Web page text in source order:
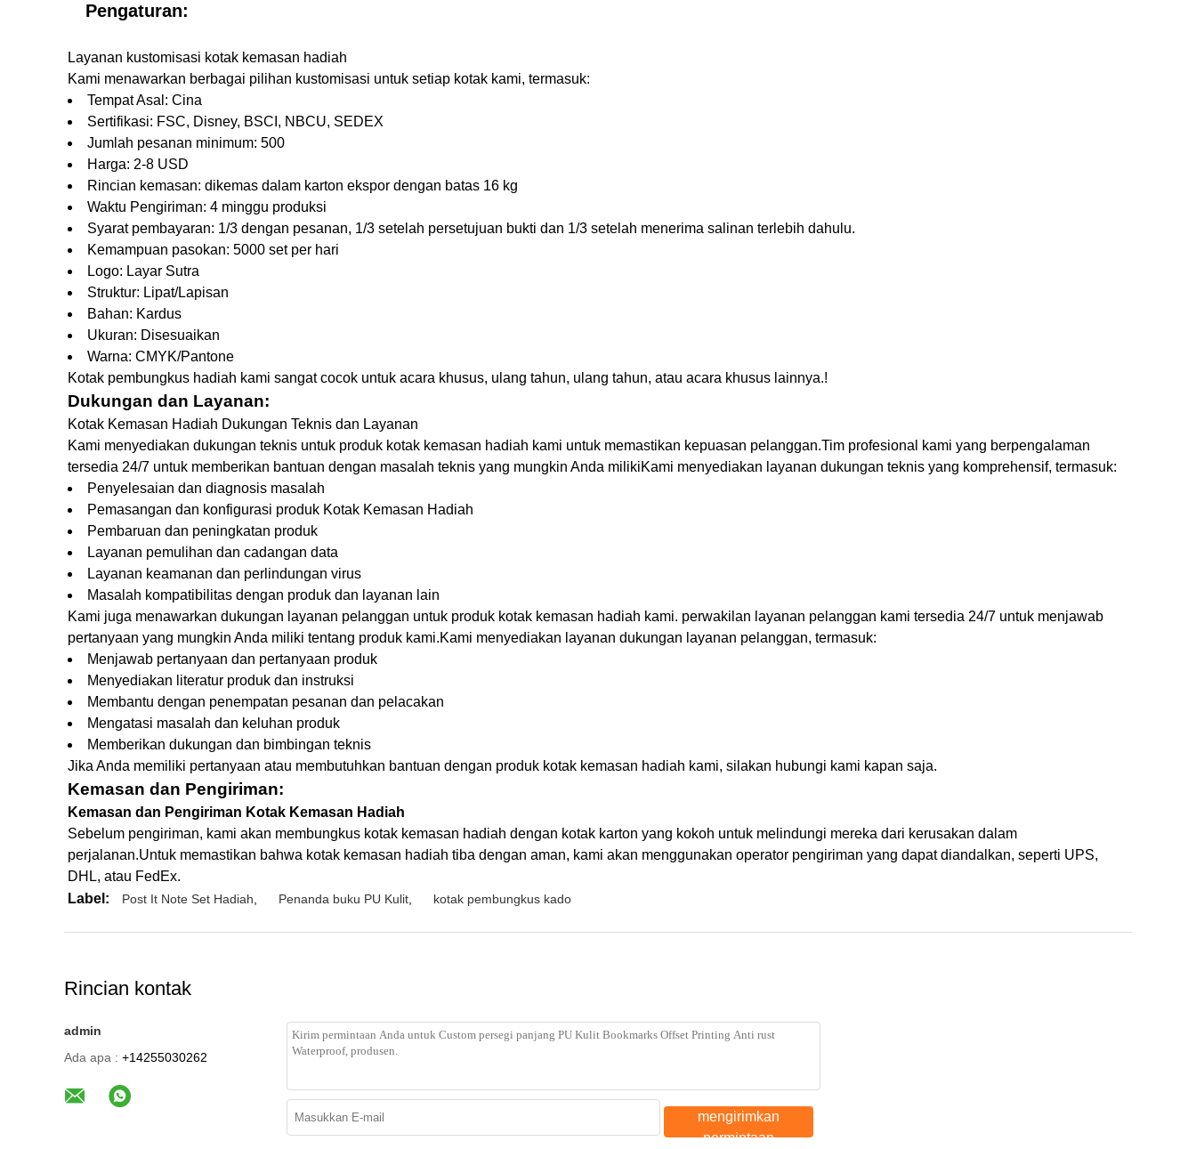
Pengaturan:
Layanan kustomisasi kotak kemasan hadiah
Kami menawarkan berbagai pilihan kustomisasi untuk setiap kotak kami, termasuk:
Tempat Asal: Cina
Sertifikasi: FSC, Disney, BSCI, NBCU, SEDEX
Jumlah pesanan minimum: 500
Harga: 2-8 USD
Rincian kemasan: dikemas dalam karton ekspor dengan batas 16 kg
Waktu Pengiriman: 4 minggu produksi
Syarat pembayaran: 1/3 dengan pesanan, 1/3 setelah persetujuan bukti dan 1/3 setelah menerima salinan terlebih dahulu.
Kemampuan pasokan: 5000 set per hari
Logo: Layar Sutra
Struktur: Lipat/Lapisan
Bahan: Kardus
Ukuran: Disesuaikan
Warna: CMYK/Pantone
Kotak pembungkus hadiah kami sangat cocok untuk acara khusus, ulang tahun, ulang tahun, atau acara khusus lainnya.!
Dukungan dan Layanan:
Kotak Kemasan Hadiah Dukungan Teknis dan Layanan
Kami menyediakan dukungan teknis untuk produk kotak kemasan hadiah kami untuk memastikan kepuasan pelanggan.Tim profesional kami yang berpengalaman
tersedia 24/7 untuk memberikan bantuan dengan masalah teknis yang mungkin Anda milikiKami menyediakan layanan dukungan teknis yang komprehensif, termasuk:
Penyelesaian dan diagnosis masalah
Pemasangan dan konfigurasi produk Kotak Kemasan Hadiah
Pembaruan dan peningkatan produk
Layanan pemulihan dan cadangan data
Layanan keamanan dan perlindungan virus
Masalah kompatibilitas dengan produk dan layanan lain
Kami juga menawarkan dukungan layanan pelanggan untuk produk kotak kemasan hadiah kami. perwakilan layanan pelanggan kami tersedia 24/7 untuk menjawab
pertanyaan yang mungkin Anda miliki tentang produk kami.Kami menyediakan layanan dukungan layanan pelanggan, termasuk:
Menjawab pertanyaan dan pertanyaan produk
Menyediakan literatur produk dan instruksi
Membantu dengan penempatan pesanan dan pelacakan
Mengatasi masalah dan keluhan produk
Memberikan dukungan dan bimbingan teknis
Jika Anda memiliki pertanyaan atau membutuhkan bantuan dengan produk kotak kemasan hadiah kami, silakan hubungi kami kapan saja.
Kemasan dan Pengiriman:
Kemasan dan Pengiriman Kotak Kemasan Hadiah
Sebelum pengiriman, kami akan membungkus kotak kemasan hadiah dengan kotak karton yang kokoh untuk melindungi mereka dari kerusakan dalam
perjalanan.Untuk memastikan bahwa kotak kemasan hadiah tiba dengan aman, kami akan menggunakan operator pengiriman yang dapat diandalkan, seperti UPS,
DHL, atau FedEx.
Label:
Post It Note Set Hadiah Penanda buku PU Kulit kotak pembungkus kado
Rincian kontak
admin
Ada apa : +14255030262
mengirimkan
permintaan